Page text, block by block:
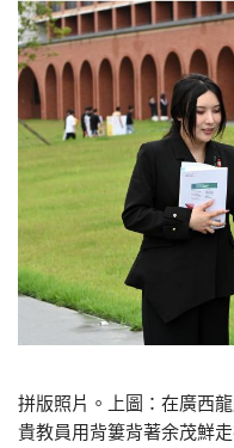
拼版照片。上圖：在廣西
貴教員用背簍背著余茂鮮